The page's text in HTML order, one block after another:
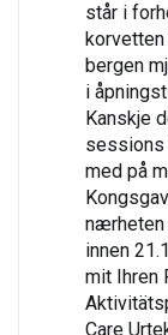
står i
bergen
i
Kanskje
sessions
med på
nærheten
innen
mit Ihren
Care